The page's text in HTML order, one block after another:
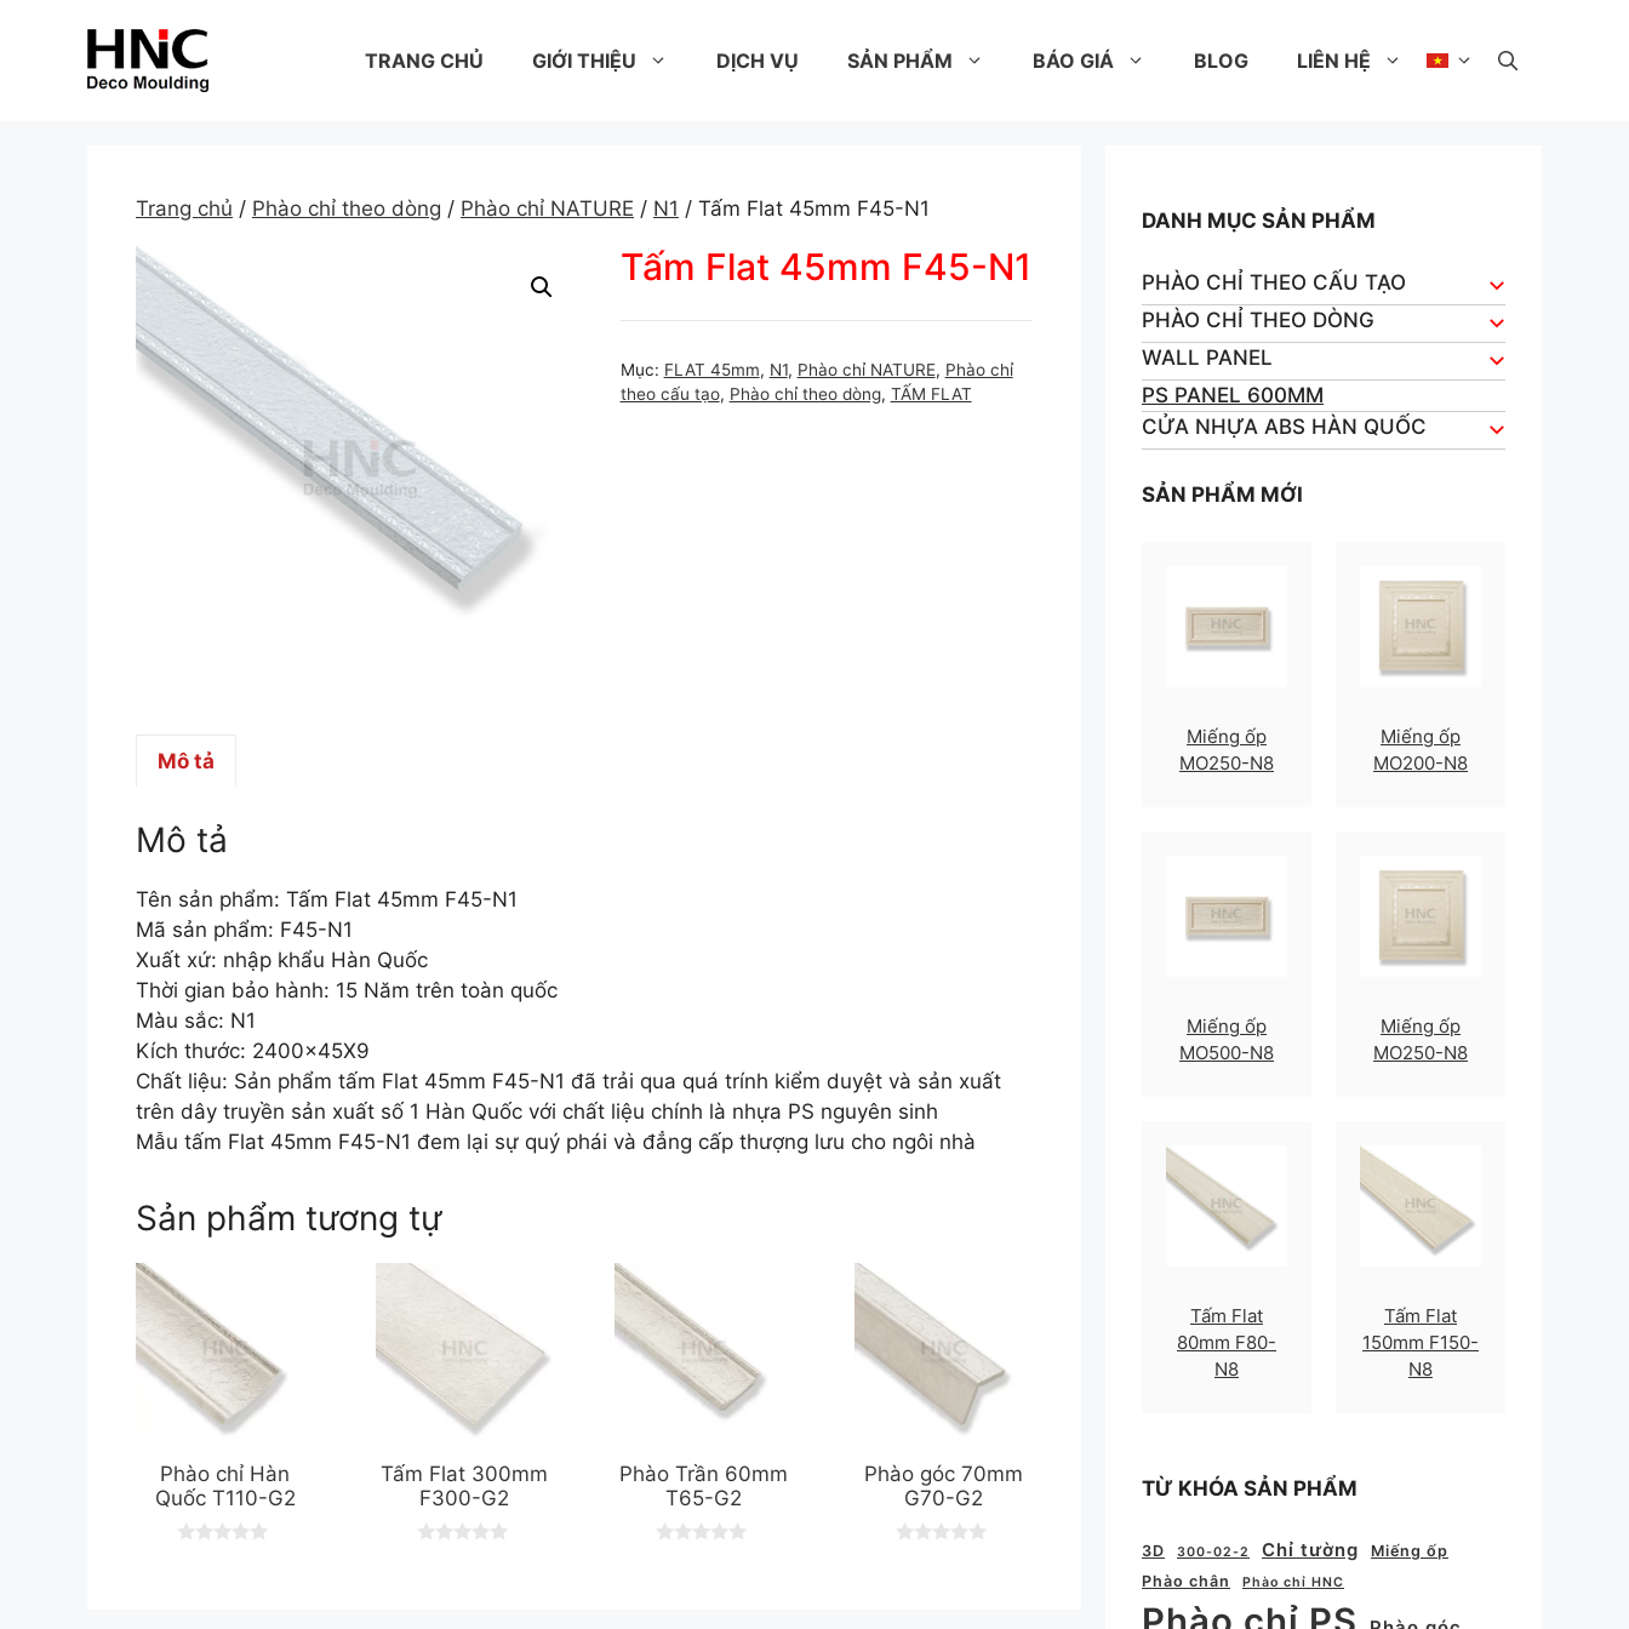
TRANG CHỦ GIỚI THIỆU DỊCH VỤ SẢN PHẨM BÁO GIÁ BLOG LIÊN HỆ
Trang chủ / Phào chỉ theo dòng / Phào chỉ NATURE / N1 / Tấm Flat 45mm F45-N1
Tấm Flat 45mm F45-N1
Mục: FLAT 45mm, N1, Phào chỉ NATURE, Phào chỉ
theo cấu tạo, Phào chỉ theo dòng, TẤM FLAT
Mô tả
Mô tả
Tên sản phẩm: Tấm Flat 45mm F45-N1
Mã sản phẩm: F45-N1
Xuất xứ: nhập khẩu Hàn Quốc
Thời gian bảo hành: 15 Năm trên toàn quốc
Màu sắc: N1
Kích thước: 2400x45X9
Chất liệu: Sản phẩm tấm Flat 45mm F45-N1 đã trải qua quá trính kiểm duyệt và sản xuất
trên dây truyền sản xuất số 1 Hàn Quốc với chất liệu chính là nhựa PS nguyên sinh
Mẫu tấm Flat 45mm F45-N1 đem lại sự quý phái và đẳng cấp thượng lưu cho ngôi nhà
Sản phẩm tương tự
Phào chỉ Hàn
Quốc T110-G2
Tấm Flat 300mm
F300-G2
Phào Trần 60mm
T65-G2
Phào góc 70mm
G70-G2
DANH MỤC SẢN PHẨM
PHÀO CHỈ THEO CẤU TẠO
PHÀO CHỈ THEO DÒNG
WALL PANEL
PS PANEL 600MM
CỬA NHỰA ABS HÀN QUỐC
SẢN PHẨM MỚI
Miếng ốp
MO250-N8
Miếng ốp
MO200-N8
Miếng ốp
MO500-N8
Miếng ốp
MO250-N8
Tấm Flat
80mm F80-
N8
Tấm Flat
150mm F150-
N8
TỪ KHÓA SẢN PHẨM
3D 300-02-2 Chỉ tường
Miếng ốp
Phào chân
Phào chỉ HNC